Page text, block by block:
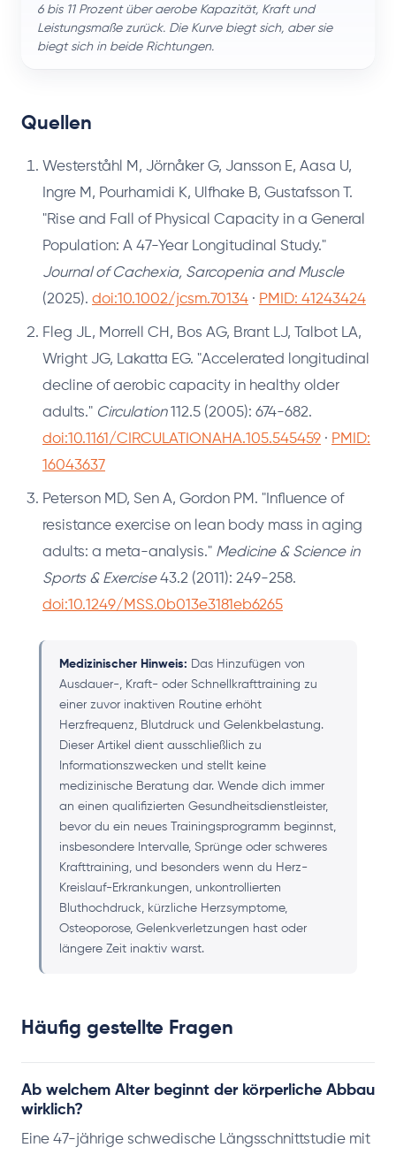
6 bis 11 Prozent über aerobe Kapazität, Kraft und
Leistungsmaße zurück. Die Kurve biegt sich, aber sie
biegt sich in beide Richtungen.
Quellen
Westerståhl M, Jörnåker G, Jansson E, Aasa U,
Ingre M, Pourhamidi K, Ulfhake B, Gustafsson T.
"Rise and Fall of Physical Capacity in a General
Population: A 47-Year Longitudinal Study."
Journal of Cachexia, Sarcopenia and Muscle
(2025). doi:10.1002/jcsm.70134 · PMID: 41243424
Fleg JL, Morrell CH, Bos AG, Brant LJ, Talbot LA,
Wright JG, Lakatta EG. "Accelerated longitudinal
decline of aerobic capacity in healthy older
adults." Circulation112.5 (2005): 674-682.
doi:10.1161/CIRCULATIONAHA.105.545459 · PMID:
16043637
Peterson MD, Sen A, Gordon PM. "Influence of
resistance exercise on lean body mass in aging
adults: a meta-analysis." Medicine & Science in
Sports & Exercise43.2 (2011): 249-258.
doi:10.1249/MSS.0b013e3181eb6265
Medizinischer Hinweis: Das Hinzufügen von
Ausdauer-, Kraft- oder Schnellkrafttraining zu
einer zuvor inaktiven Routine erhöht
Herzfrequenz, Blutdruck und Gelenkbelastung.
Dieser Artikel dient ausschließlich zu
Informationszwecken und stellt keine
medizinische Beratung dar. Wende dich immer
an einen qualifizierten Gesundheitsdienstleister,
bevor du ein neues Trainingsprogramm beginnst,
insbesondere Intervalle, Sprünge oder schweres
Krafttraining, und besonders wenn du Herz-
Kreislauf-Erkrankungen, unkontrollierten
Bluthochdruck, kürzliche Herzsymptome,
Osteoporose, Gelenkverletzungen hast oder
längere Zeit inaktiv warst.
Häufig gestellte Fragen
Ab welchem Alter beginnt der körperliche Abbau
wirklich?
Eine 47-jährige schwedische Längsschnittstudie mit